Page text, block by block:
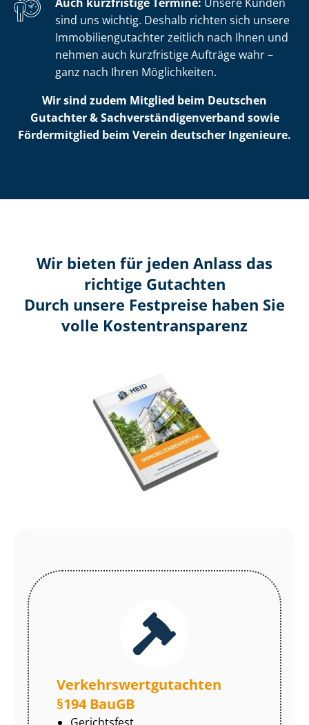
sind uns wichtig. Deshalb richten sich unsere
Im­mo­bi­li­en­gut­ach­ter zeitlich nach Ihnen und
nehmen auch kurzfristige Aufträge wahr –
ganz nach Ihren Möglichkeiten.
Wir sind zudem Mitglied beim Deutschen
Gutachter & Sach­ver­stän­di­gen­ver­band sowie
Fördermitglied beim Verein deutscher Ingenieure.
Wir bieten für jeden Anlass das
richtige Gutachten
Durch unsere Festpreise haben Sie
volle Kosten­transparenz
Ver­kehrs­wert­gut­ach­ten
§194 BauGB